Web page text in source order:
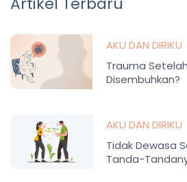
AKU DAN DIRIKU
Trauma Setelah
Disembuhkan?
AKU DAN DIRIKU
Tidak Dewasa
Tanda-